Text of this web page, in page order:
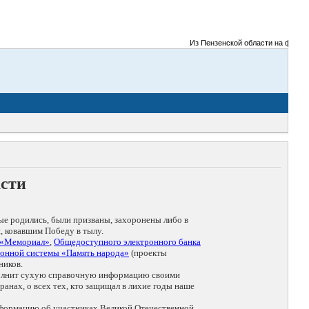
Из Пензенской области на
родились, были призваны, захоронены либо в
ковавшим Победу в тылу.
, Общедоступного электронного банка
системы «Память народа» (проекты
сухую справочную информацию своими
о всех тех, кто защищал в лихие годы наше